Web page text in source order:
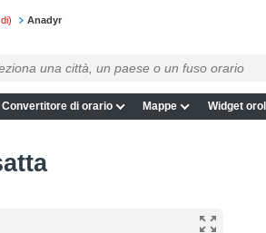
Anadyr
Convertitore di orario Mappe Widget